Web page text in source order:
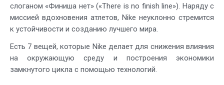
слоганом «Финиша нет» («There is no finish line»). Наряду с
миссией вдохновения атлетов, Nike неуклонно стремится
к устойчивости и созданию лучшего мира.
Есть 7 вещей, которые Nike делает для снижения влияния
на окружающую среду и построения экономики
замкнутого цикла с помощью технологий.